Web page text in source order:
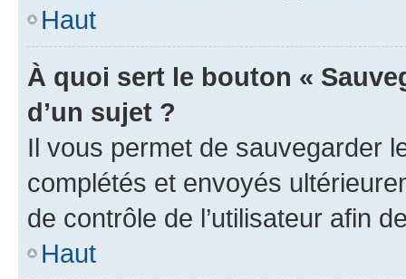
Haut
À quoi sert le bouton «
d’un sujet ?
Il vous permet de sauvegarder
complétés et envoyés
de contrôle de l’utilisateur afin
Haut